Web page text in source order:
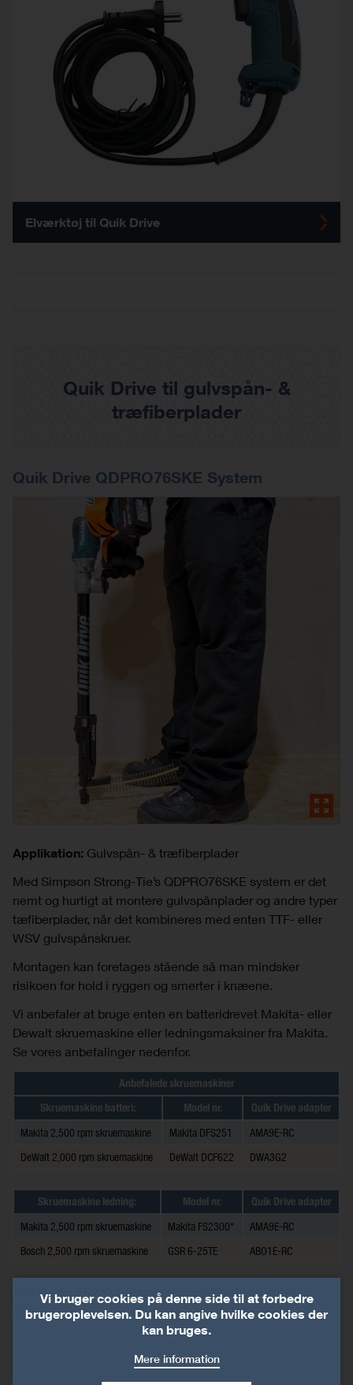
Elværktøj til Quik Drive
Quik Drive til gulvspån- &
træfiberplader
Quik Drive QDPRO76SKE System
Applikation: Gulvspån- & træfiberplader
Med Simpson Strong-Tie’s QDPRO76SKE system er det
nemt og hurtigt at montere gulvspånplader og andre typer
tæfiberplader, når det kombineres med enten TTF- eller
WSV gulvspånskruer.
Montagen kan foretages stående så man mindsker
risikoen for hold i ryggen og smerter i knæene.
Vi anbefaler at bruge enten en batteridrevet Makita- eller
Dewalt skruemaskine eller ledningsmaksiner fra Makita.
Se vores anbefalinger nedenfor.
Anbefalede skruemaskiner
Skruemaskine batteri:
Model nr. Quik Drive adapter
Makita 2,500 rpm skruemaskine Makita DFS251
AMA9E-RC
DeWalt 2,000 rpm skruemaskine
DeWalt DCF622 DWA3G2
Skruemaskine ledning: Model nr. Quik Drive adapter
Makita 2,500 rpm skruemaskine Makita FS2300*
AMA9E-RC
Bosch 2,500 rpm skruemaskine
GSR 6-25TE ABO1E-RC
*Vi tilbyder FS2300 skruemaskinen klar til brug inkl.
påmonteret adapter, art. nr.: QDMAKITAFS2300K
Vi bruger cookies på denne side til at forbedre
brugeroplevelsen. Du kan angive hvilke cookies der
kan bruges.
Mere information